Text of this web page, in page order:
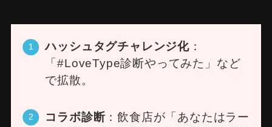
ハッシュタグチャレンジ化 ：
「#LoveType診断やってみた」など
で拡散。
コラボ診断：飲食店が「あなたはラー